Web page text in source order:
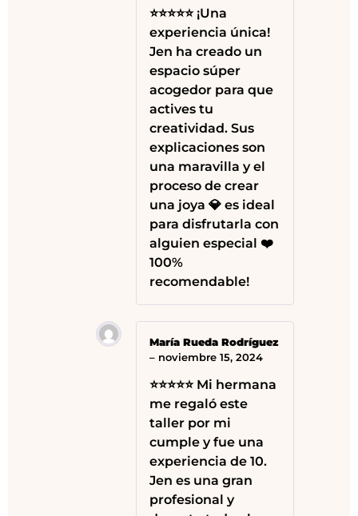
⭐⭐⭐⭐⭐ ¡Una
experiencia única!
Jen ha creado un
espacio súper
acogedor para que
actives tu
creatividad. Sus
explicaciones son
una maravilla y el
proceso de crear
una joya 💎 es ideal
para disfrutarla con
alguien especial ❤️
100%
recomendable!
María Rueda Rodríguez
– noviembre 15, 2024
⭐⭐⭐⭐⭐ Mi hermana
me regaló este
taller por mi
cumple y fue una
experiencia de 10.
Jen es una gran
profesional y